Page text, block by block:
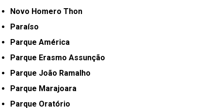
Novo Homero Thon
Paraíso
Parque América
Parque Erasmo Assunção
Parque João Ramalho
Parque Marajoara
Parque Oratório